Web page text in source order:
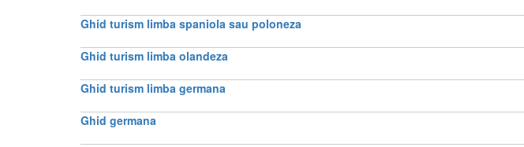
Ghid turism limba spaniola sau poloneza
Ghid turism limba olandeza
Ghid turism limba germana
Ghid germana